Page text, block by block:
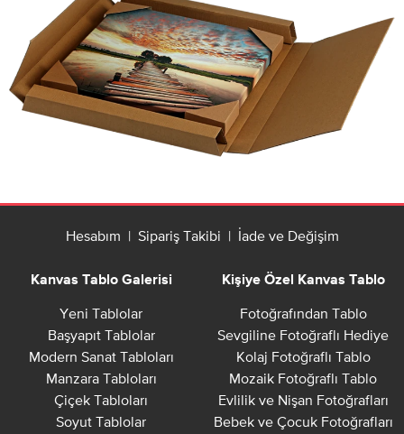
Hesabım | Sipariş Takibi | İade ve Değişim
Kanvas Tablo Galerisi
Yeni Tablolar
Başyapıt Tablolar
Modern Sanat Tabloları
Manzara Tabloları
Çiçek Tabloları
Soyut Tablolar
Kişiye Özel Kanvas Tablo
Fotoğrafından Tablo
Sevgiline Fotoğraflı Hediye
Kolaj Fotoğraflı Tablo
Mozaik Fotoğraflı Tablo
Evlilik ve Nişan Fotoğrafları
Bebek ve Çocuk Fotoğrafları